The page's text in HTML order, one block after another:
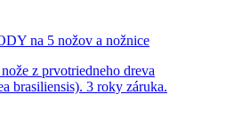
na 5 nožov a nožnice
z prvotriedneho dreva
brasiliensis). 3 roky záruka.